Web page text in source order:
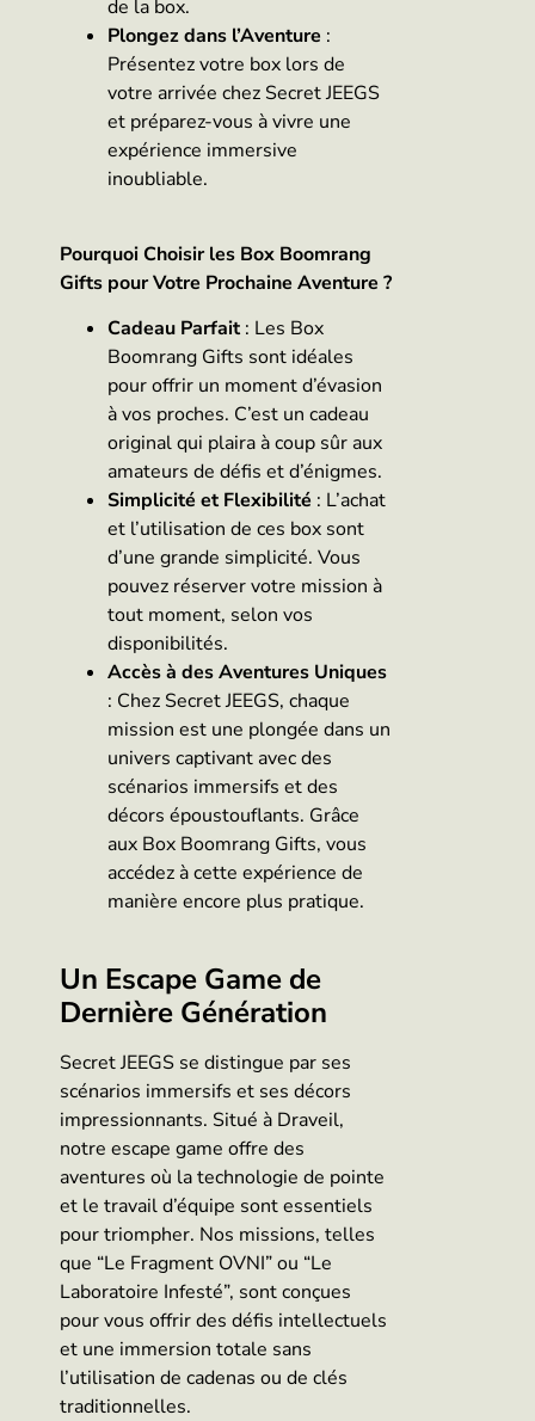
de la box.
Plongez dans l’Aventure :
Présentez votre box lors de
votre arrivée chez Secret JEEGS
et préparez-vous à vivre une
expérience immersive
inoubliable.
Pourquoi Choisir les Box Boomrang
Gifts pour Votre Prochaine Aventure ?
Cadeau Parfait: Les Box
Boomrang Gifts sont idéales
pour offrir un moment d’évasion
à vos proches. C’est un cadeau
original qui plaira à coup sûr aux
amateurs de défis et d’énigmes.
Simplicité et Flexibilité : L’achat
et l’utilisation de ces box sont
d’une grande simplicité. Vous
pouvez réserver votre mission à
tout moment, selon vos
disponibilités.
Accès à des Aventures Uniques
: Chez Secret JEEGS, chaque
mission est une plongée dans un
univers captivant avec des
scénarios immersifs et des
décors époustouflants. Grâce
aux Box Boomrang Gifts, vous
accédez à cette expérience de
manière encore plus pratique.
Un Escape Game de
Dernière Génération
Secret JEEGS se distingue par ses
scénarios immersifs et ses décors
impressionnants. Situé à Draveil,
notre escape game offre des
aventures où la technologie de pointe
et le travail d’équipe sont essentiels
pour triompher. Nos missions, telles
que “Le Fragment OVNI” ou “Le
Laboratoire Infesté”, sont conçues
pour vous offrir des défis intellectuels
et une immersion totale sans
l’utilisation de cadenas ou de clés
traditionnelles.